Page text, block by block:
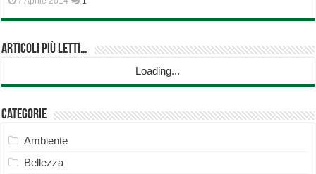
Articoli più Letti…
Loading...
Categorie
Ambiente
Bellezza